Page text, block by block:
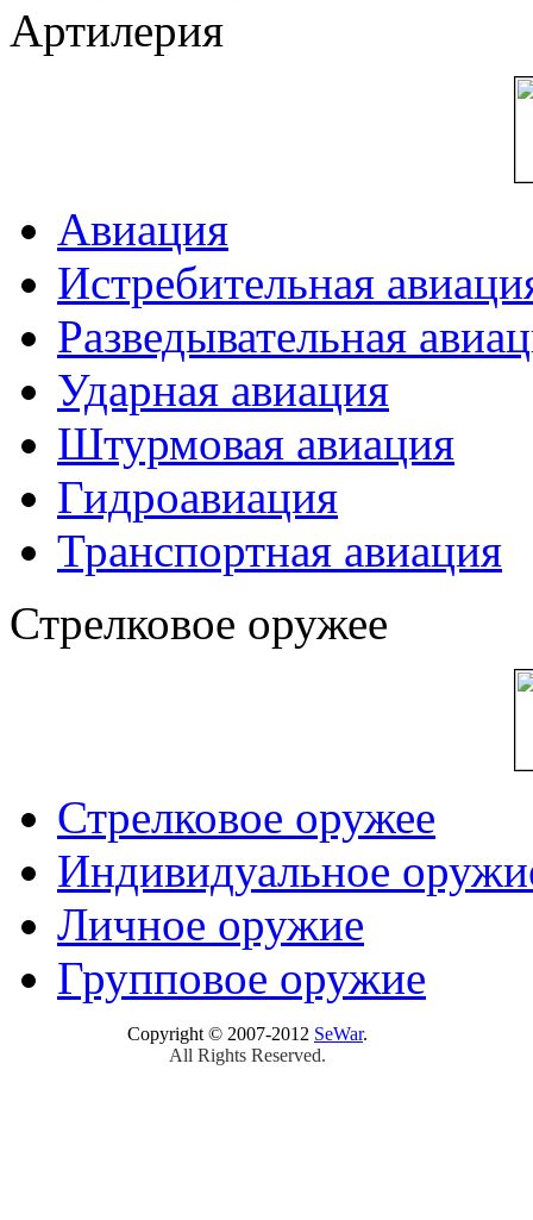
Артилерия
Авиация
Истребительная
Разведывательная
Ударная авиация
Штурмовая авиация
Гидроавиация
Транспортная авиация
Стрелковое оружее
Стрелковое оружее
Индивидуальное
Личное оружие
Групповое оружие
Copyright © 2007-2012 SeWar.
All Rights Reserved.